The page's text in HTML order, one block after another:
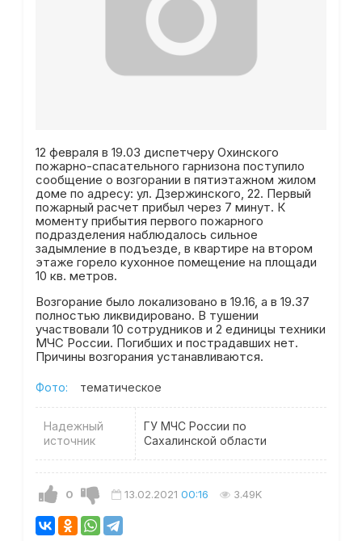
12 февраля в 19.03 диспетчеру Охинского
пожарно-спасательного гарнизона поступило
сообщение о возгорании в пятиэтажном жилом
доме по адресу: ул. Дзержинского, 22. Первый
пожарный расчет прибыл через 7 минут. К
моменту прибытия первого пожарного
подразделения наблюдалось сильное
задымление в подъезде, в квартире на втором
этаже горело кухонное помещение на площади
10 кв. метров.
Возгорание было локализовано в 19.16, а в 19.37
полностью ликвидировано. В тушении
участвовали 10 сотрудников и 2 единицы техники
МЧС России. Погибших и пострадавших нет.
Причины возгорания устанавливаются.
Фото: тематическое
Надежный
источник
ГУ МЧС России по
Сахалинской области
0 13.02.2021 00:16 3.49K